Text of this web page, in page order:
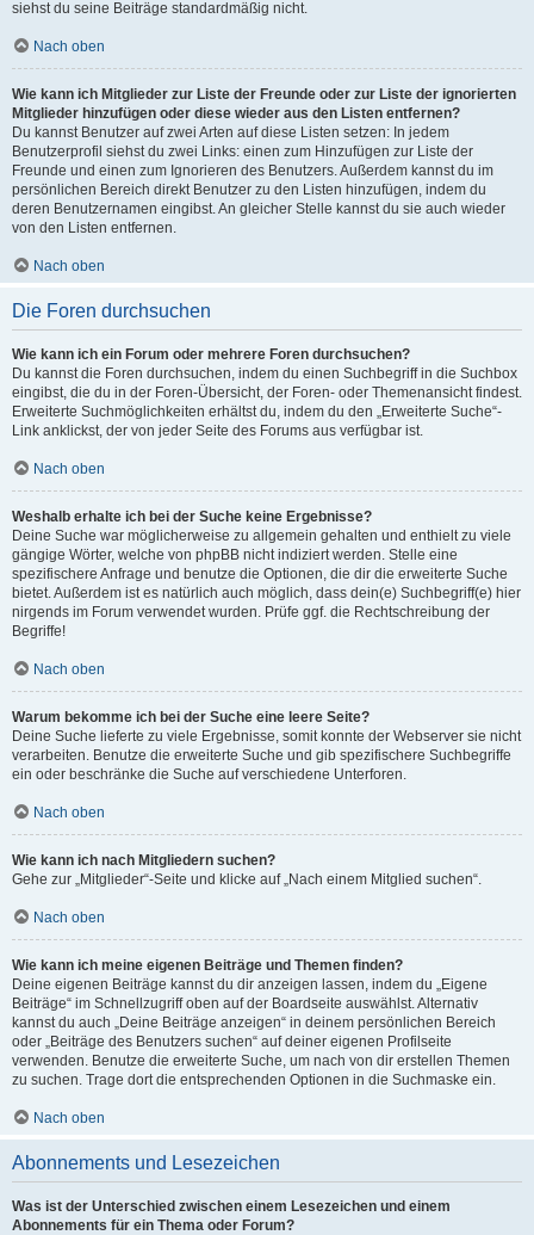
siehst du seine Beiträge standardmäßig nicht.
Nach oben
Wie kann ich Mitglieder zur Liste der Freunde oder zur Liste der ignorierten
Mitglieder hinzufügen oder diese wieder aus den Listen entfernen?
Du kannst Benutzer auf zwei Arten auf diese Listen setzen: In jedem
Benutzerprofil siehst du zwei Links: einen zum Hinzufügen zur Liste der
Freunde und einen zum Ignorieren des Benutzers. Außerdem kannst du im
persönlichen Bereich direkt Benutzer zu den Listen hinzufügen, indem du
deren Benutzernamen eingibst. An gleicher Stelle kannst du sie auch wieder
von den Listen entfernen.
Nach oben
Die Foren durchsuchen
Wie kann ich ein Forum oder mehrere Foren durchsuchen?
Du kannst die Foren durchsuchen, indem du einen Suchbegriff in die Suchbox
eingibst, die du in der Foren-Übersicht, der Foren- oder Themenansicht findest.
Erweiterte Suchmöglichkeiten erhältst du, indem du den „Erweiterte Suche“-
Link anklickst, der von jeder Seite des Forums aus verfügbar ist.
Nach oben
Weshalb erhalte ich bei der Suche keine Ergebnisse?
Deine Suche war möglicherweise zu allgemein gehalten und enthielt zu viele
gängige Wörter, welche von phpBB nicht indiziert werden. Stelle eine
spezifischere Anfrage und benutze die Optionen, die dir die erweiterte Suche
bietet. Außerdem ist es natürlich auch möglich, dass dein(e) Suchbegriff(e) hier
nirgends im Forum verwendet wurden. Prüfe ggf. die Rechtschreibung der
Begriffe!
Nach oben
Warum bekomme ich bei der Suche eine leere Seite?
Deine Suche lieferte zu viele Ergebnisse, somit konnte der Webserver sie nicht
verarbeiten. Benutze die erweiterte Suche und gib spezifischere Suchbegriffe
ein oder beschränke die Suche auf verschiedene Unterforen.
Nach oben
Wie kann ich nach Mitgliedern suchen?
Gehe zur „Mitglieder“-Seite und klicke auf „Nach einem Mitglied suchen“.
Nach oben
Wie kann ich meine eigenen Beiträge und Themen finden?
Deine eigenen Beiträge kannst du dir anzeigen lassen, indem du „Eigene
Beiträge“ im Schnellzugriff oben auf der Boardseite auswählst. Alternativ
kannst du auch „Deine Beiträge anzeigen“ in deinem persönlichen Bereich
oder „Beiträge des Benutzers suchen“ auf deiner eigenen Profilseite
verwenden. Benutze die erweiterte Suche, um nach von dir erstellen Themen
zu suchen. Trage dort die entsprechenden Optionen in die Suchmaske ein.
Nach oben
Abonnements und Lesezeichen
Was ist der Unterschied zwischen einem Lesezeichen und einem
Abonnements für ein Thema oder Forum?